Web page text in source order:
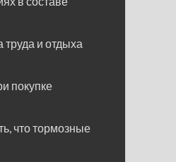
и отдыха
покупке
что тормозные